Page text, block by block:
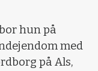
hun på
med
på Als,